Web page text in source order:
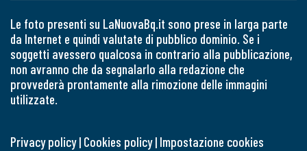
Le foto presenti su LaNuovaBq.it sono prese in larga parte
da Internet e quindi valutate di pubblico dominio. Se i
soggetti avessero qualcosa in contrario alla pubblicazione,
non avranno che da segnalarlo alla redazione che
provvederà prontamente alla rimozione delle immagini
utilizzate.
Privacy policy| Cookies policy| Impostazione cookies